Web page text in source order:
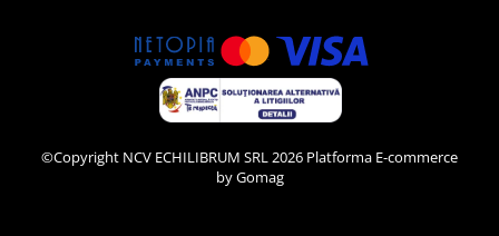
©Copyright NCV ECHILIBRUM SRL 2026 Platforma E-commerce
by Gomag